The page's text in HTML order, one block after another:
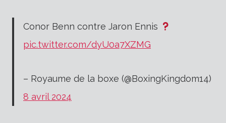
Conor Benn contre Jaron Ennis
pic.twitter.com/dyU0a7XZMG
– Royaume de la boxe (@BoxingKingdom14)
8 avril 2024